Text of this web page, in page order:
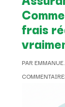
frais
PAR